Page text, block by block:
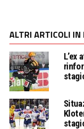
ALTRI ARTICOLI
L’ex